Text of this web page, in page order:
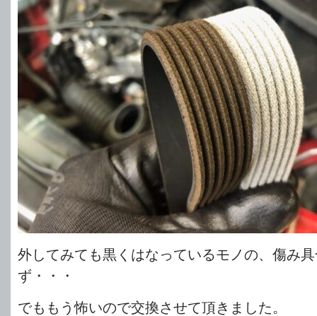
外してみても黒くはなっているモノの、傷み
ず・・・
でももう怖いので交換させて頂きました。